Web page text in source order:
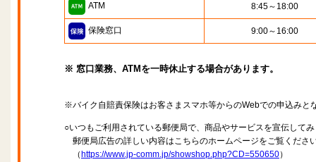
ATM 8:45～18:00
保険窓口 9:00～16:00
※ 窓口業務、ATMを一時休止する場合があります。
※バイク自賠責保険はお客さまスマホ等からのWebでの申込みと
○いつもご利用されている郵便局で、商品やサービスを宣伝して
郵便局広告の詳しい内容はこちらのホームページをご覧くださ
（ https://www.jp-comm.jp/showshop.php?CD=550650）